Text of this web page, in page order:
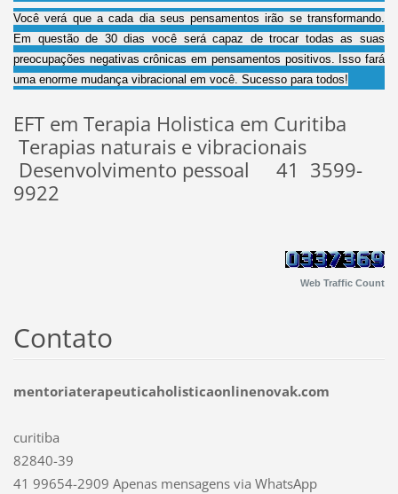
Você verá que a cada dia seus pensamentos irão se transformando.
Em questão de 30 dias você será capaz de trocar todas as suas
preocupações negativas crônicas em pensamentos positivos. Isso fará
uma enorme mudança vibracional em você. Sucesso para todos!
EFT em Terapia Holistica em Curitiba
Terapias naturais e vibracionais
Desenvolvimento pessoal 41 3599-
9922
Web Traffic Count
Contato
mentoriaterapeuticaholisticaonlinenovak.com
curitiba
82840-39
41 99654-2909 Apenas mensagens via WhatsApp